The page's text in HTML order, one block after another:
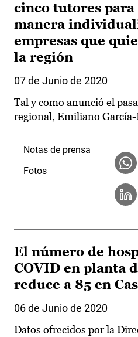
cinco tutores para
manera
empresas que
la región
07 de Junio de 2020
Tal y como anunció el
regional, Emiliano García-
Notas de prensa
Fotos
El número de
COVID en planta
reduce a 85 en
06 de Junio de 2020
Datos ofrecidos por la